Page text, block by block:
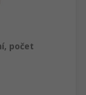
počet